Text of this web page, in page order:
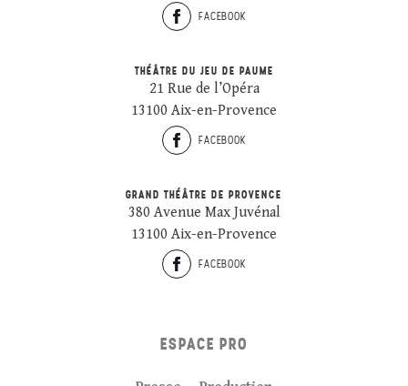
FACEBOOK
THÉÂTRE DU JEU DE PAUME
21 Rue de l’Opéra
13100 Aix-en-Provence
FACEBOOK
GRAND THÉÂTRE DE PROVENCE
380 Avenue Max Juvénal
13100 Aix-en-Provence
FACEBOOK
ESPACE PRO